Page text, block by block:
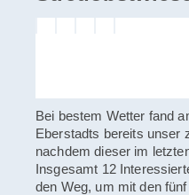
Bei bestem Wetter fand
Eberstadts bereits unser
nachdem dieser im
Insgesamt 12
den Weg, um mit den